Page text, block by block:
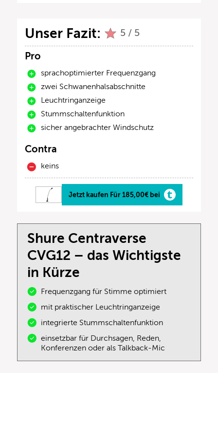
Unser Fazit: 5 / 5
Pro
sprachoptimierter Frequenzgang
zwei Schwanenhalsabschnitte
Leuchtringanzeige
Stummschaltenfunktion
sicher angebrachter Windschutz
Contra
keins
Jetzt kaufen Für 185,00€ bei
Shure Centraverse
CVG12 – das Wichtigste
in Kürze
Frequenzgang für Stimme optimiert
mit praktischer Leuchtringanzeige
integrierte Stummschaltenfunktion
einsetzbar für Durchsagen, Reden,
Konferenzen oder als Talkback-Mic